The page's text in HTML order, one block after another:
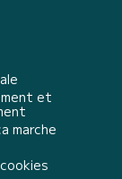
et
marche